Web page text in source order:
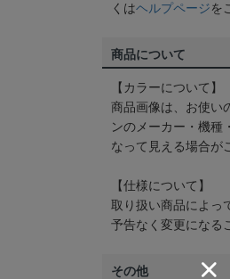
くはヘルプページを
商品について
【カラーについて】
商品画像は、お使い
ンのメーカー・機種
なって見える場合が
【仕様について】
取り扱い商品によっ
予告なく変更になる
その他